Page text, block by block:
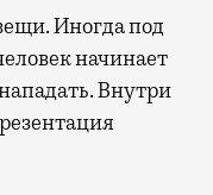
Иногда под
начинает
Внутри